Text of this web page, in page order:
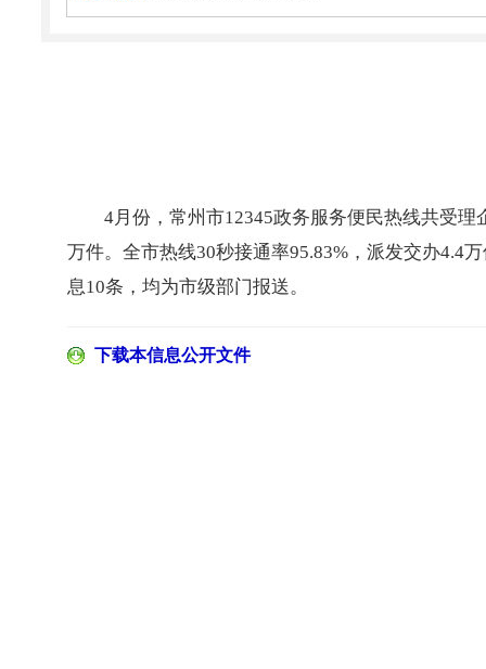
4月份，常州市12345政务服务便民热线共受
万件。全市热线30秒接通率95.83%，派发交办4.4
息10条，均为市级部门报送。
下载本信息公开文件